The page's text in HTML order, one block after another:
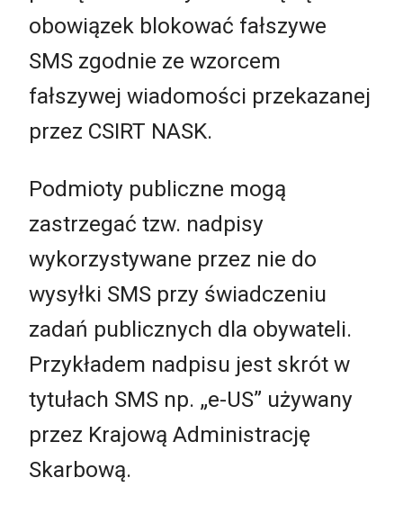
obowiązek blokować fałszywe
SMS zgodnie ze wzorcem
fałszywej wiadomości przekazanej
przez CSIRT NASK.
Podmioty publiczne mogą
zastrzegać tzw. nadpisy
wykorzystywane przez nie do
wysyłki SMS przy świadczeniu
zadań publicznych dla obywateli.
Przykładem nadpisu jest skrót w
tytułach SMS np. „e-US” używany
przez Krajową Administrację
Skarbową.